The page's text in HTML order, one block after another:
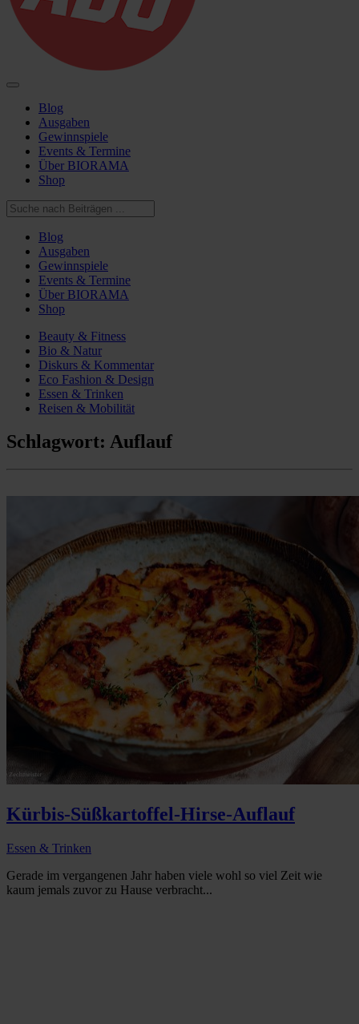
Blog
Ausgaben
Gewinnspiele
Events & Termine
Über BIORAMA
Shop
Blog
Ausgaben
Gewinnspiele
Events & Termine
Über BIORAMA
Shop
Beauty & Fitness
Bio & Natur
Diskurs & Kommentar
Eco Fashion & Design
Essen & Trinken
Reisen & Mobilität
Schlagwort: Auflauf
Kürbis-Süßkartoffel-Hirse-Auflauf
Essen & Trinken
Gerade im vergangenen Jahr haben viele wohl so viel Zeit wie
kaum jemals zuvor zu Hause verbracht...